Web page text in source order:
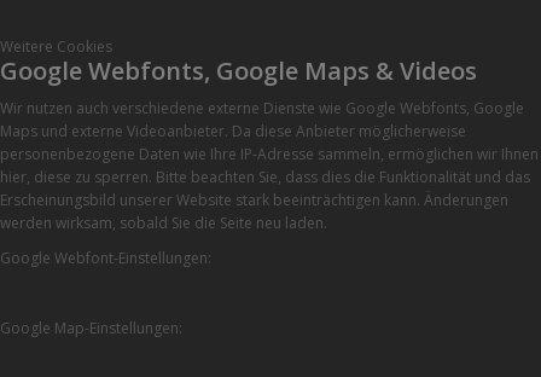
Weitere Cookies
Google Webfonts, Google Maps & Videos
Wir nutzen auch verschiedene externe Dienste wie Google Webfonts, Google
Maps und externe Videoanbieter. Da diese Anbieter möglicherweise
personenbezogene Daten wie Ihre IP-Adresse sammeln, ermöglichen wir Ihnen
hier, diese zu sperren. Bitte beachten Sie, dass dies die Funktionalität und das
Erscheinungsbild unserer Website stark beeinträchtigen kann. Änderungen
werden wirksam, sobald Sie die Seite neu laden.
Google Webfont-Einstellungen:
Google Map-Einstellungen: